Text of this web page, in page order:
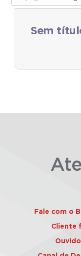
Sem
Fale com o
Cliente